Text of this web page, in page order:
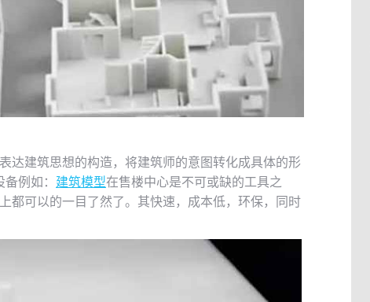
达建筑思想的构造，将建筑师的意图转化成具体的形
备例如： 建筑模型在售楼中心是不可或缺的工具之
都可以的一目了然了。其快速，成本低，环保，同时